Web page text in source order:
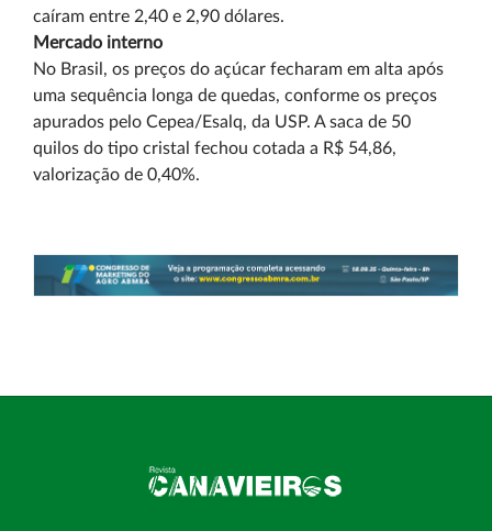
caíram entre 2,40 e 2,90 dólares.
Mercado interno
No Brasil, os preços do açúcar fecharam em alta após
uma sequência longa de quedas, conforme os preços
apurados pelo Cepea/Esalq, da USP. A saca de 50
quilos do tipo cristal fechou cotada a R$ 54,86,
valorização de 0,40%.